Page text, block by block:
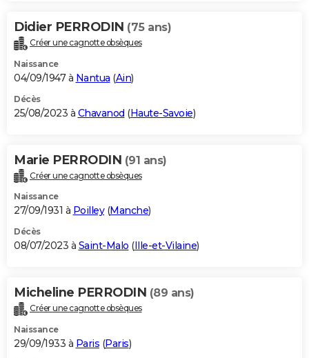
Didier PERRODIN (75 ans)
Créer une cagnotte obsèques
Naissance
04/09/1947 à Nantua (Ain)
Décès
25/08/2023 à Chavanod (Haute-Savoie)
Marie PERRODIN (91 ans)
Créer une cagnotte obsèques
Naissance
27/09/1931 à Poilley(Manche)
Décès
08/07/2023 à Saint-Malo (Ille-et-Vilaine)
Micheline PERRODIN (89 ans)
Créer une cagnotte obsèques
Naissance
29/09/1933 à Paris (Paris)